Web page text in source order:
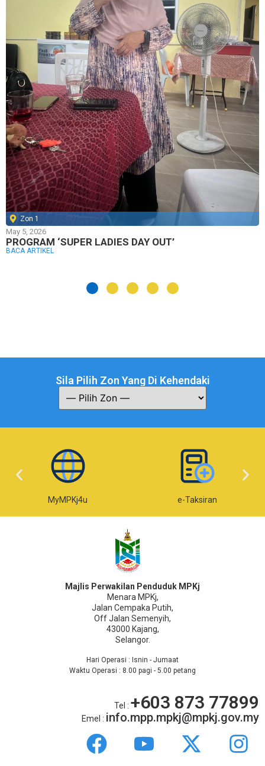
Zon 1
May 5, 2026
PROGRAM ‘SUPER LADIES DAY OUT’
BACA ARTIKEL
Sila Pilih Zon Yang Di Kehendaki
MyMPKj4u e-Taksiran
Majlis Perwakilan Penduduk MPKj
Menara MPKj,
Jalan Cempaka Putih,
Off Jalan Semenyih,
43000 Kajang,
Selangor.
Hari Operasi : Isnin - Jumaat
Waktu Operasi : 8.00 pagi - 5.00 petang
Tel : +603 873 77899
Emel : info.mpp.mpkj@mpkj.gov.my